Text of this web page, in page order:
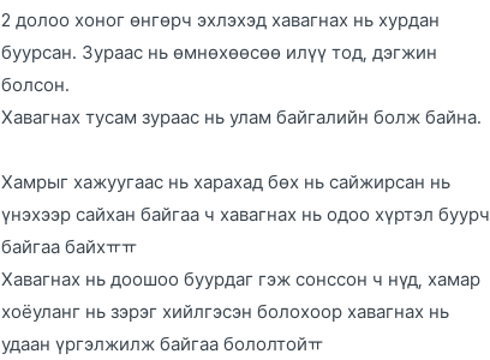
2 долоо хоног өнгөрч эхлэхэд хавагнах нь хурдан
буурсан. Зураас нь өмнөхөөсөө илүү тод, дэгжин
болсон.
Хавагнах тусам зураас нь улам байгалийн болж байна.
Хамрыг хажуугаас нь харахад бөх нь сайжирсан нь
үнэхээр сайхан байгаа ч хавагнах нь одоо хүртэл буурч
байгаа байхㅠㅠ
Хавагнах нь доошоо буурдаг гэж сонссон ч нүд, хамар
хоёуланг нь зэрэг хийлгэсэн болохоор хавагнах нь
удаан үргэлжилж байгаа бололтойㅠ